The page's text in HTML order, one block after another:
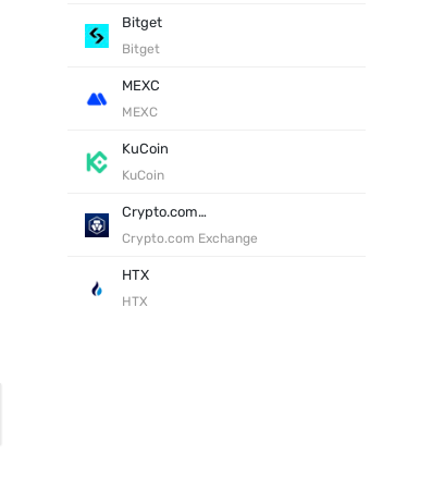
Bitget
Bitget
MEXC
MEXC
KuCoin
KuCoin
Crypto.com Exchange
Crypto.com Exchange
HTX
HTX